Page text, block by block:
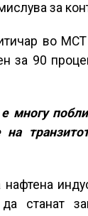
за
во
за 90
многу
станат